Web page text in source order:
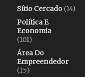
Sítio Cercado (14)
Política E
Economia
(101)
Área Do
Empreendedor
(15)